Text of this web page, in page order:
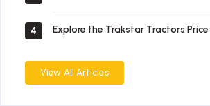
4 Explore the Trakstar Tractors
View All Articles